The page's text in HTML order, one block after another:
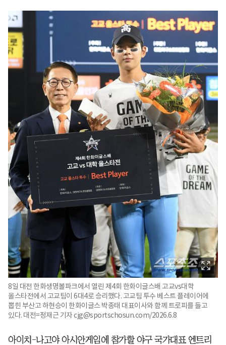
8일 대전 한화생명볼파크에서 열린 제4회 한화이글스배 고교vs대학
올스타전에서 고교팀이 6대4로 승리했다. 고교팀 투수 베스트 플레이어에
뽑힌 부산고 하현승이 한화이글스 박종태 대표이사와 함께 트로피를 들고
있다. 대전=정재근 기자 cjg@sportschosun.com/2026.6.8
아이치-나고야 아시안게임에 참가할 야구 국가대표 엔트리